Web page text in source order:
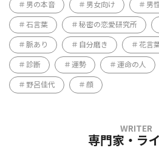
男の本音 男女向け 男
石言葉 秘密の恋愛研究所
脈あり 自分磨き 花言
診断 運勢 運命の人
野呂佳代 顔
専門家・ラ